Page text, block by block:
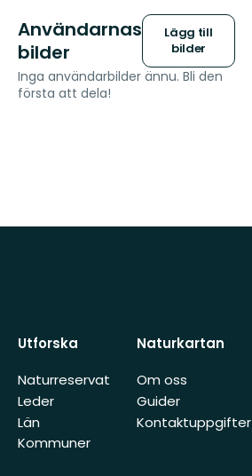
Användarnas
bilder
Lägg till
bilder
Inga användarbilder ännu. Bli den
första att dela!
Utforska
Naturreservat
Leder
Län
Kommuner
Naturkartan
Om oss
Guider
Kontaktuppgifter